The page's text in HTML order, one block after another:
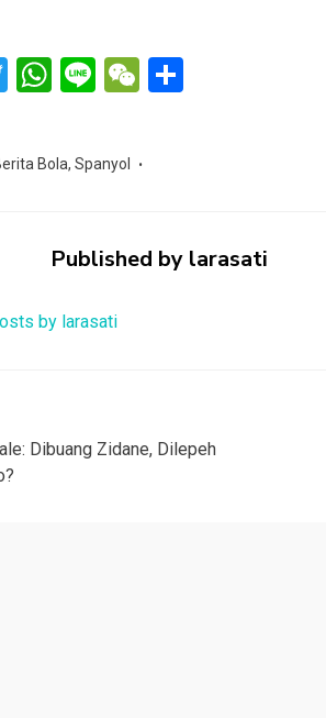
T
er
W
s
p
Li
W
h
Bola, Spanyol
Published by larasati
by larasati
Dibuang Zidane, Dilepeh